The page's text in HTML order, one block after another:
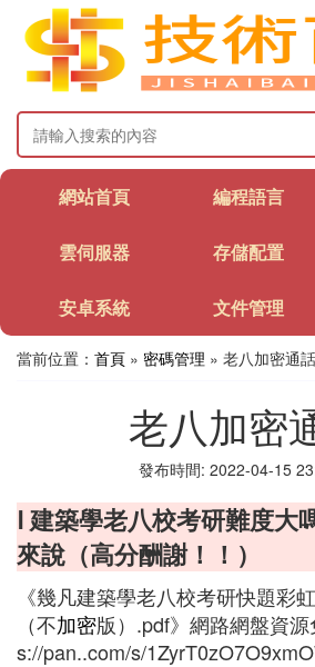
網站首頁 編程語言
雲伺服器 存儲配置
安卓系統 文件管理
當前位置： 首頁 » 密碼管理 » 老八加密通話
老八加密
發布時間: 2022-04-15
Ⅰ 建築學老八校考研難度大
來說（高分酬謝！！）
《幾凡建築學老八校考研快題彩
（不加密版）.pdf》網路網盤資
s://pan..com/s/